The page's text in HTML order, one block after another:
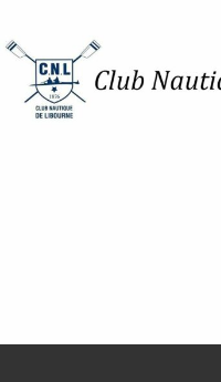
to
content